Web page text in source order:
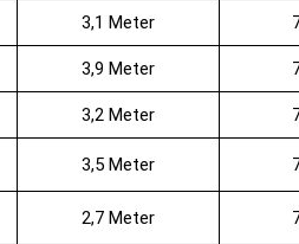
3,1 Meter
3,9 Meter
3,2 Meter
3,5 Meter
2,7 Meter